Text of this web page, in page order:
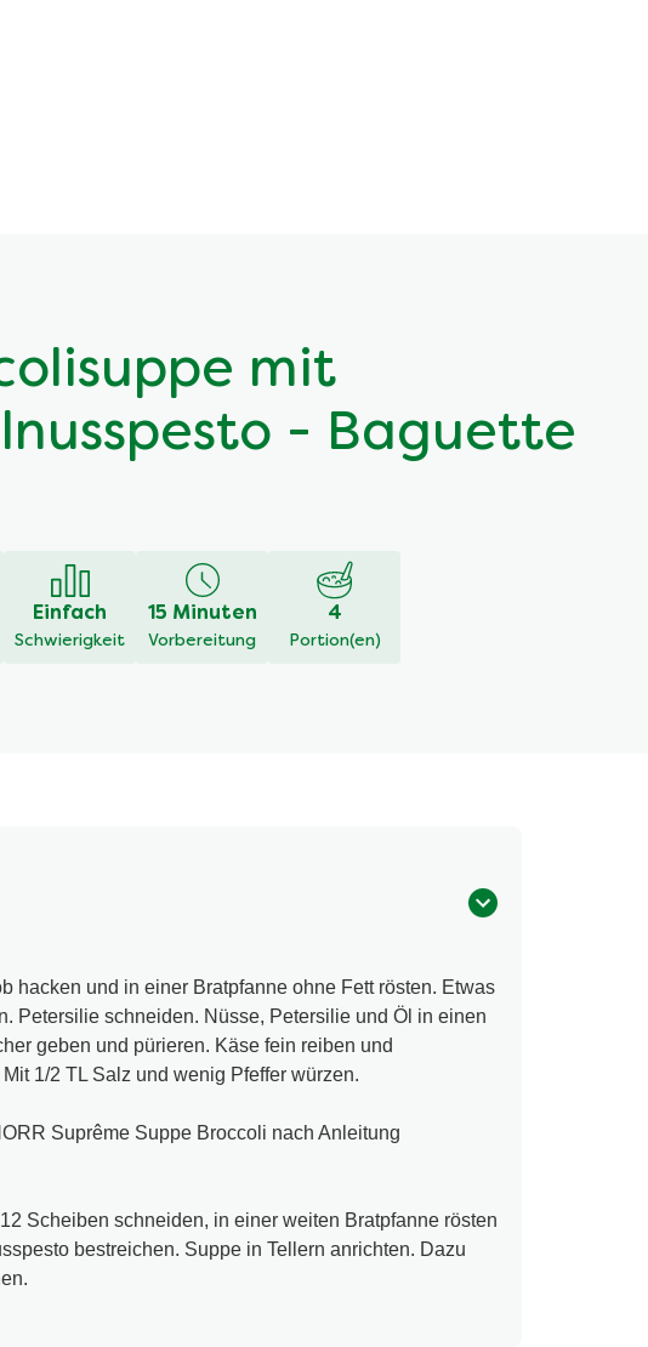
mit
- Baguette
Einfach
Schwierigkeit
15 Minuten
Vorbereitung
4
Portion(en)
hacken und in einer Bratpfanne ohne Fett rösten. Etwas
Petersilie schneiden. Nüsse, Petersilie und Öl in einen
geben und pürieren. Käse fein reiben und
1/2 TL Salz und wenig Pfeffer würzen.
Suprême Suppe Broccoli nach Anleitung
Scheiben schneiden, in einer weiten Bratpfanne rösten
bestreichen. Suppe in Tellern anrichten. Dazu